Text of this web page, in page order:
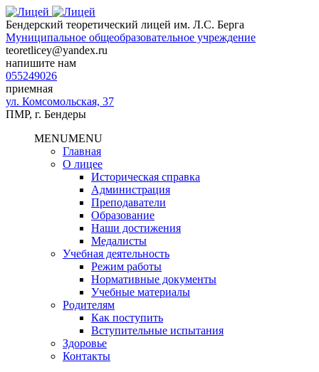
Бендерский теоретический лицей им. Л.С. Берга
Муниципальное общеобразовательное учреждение
teoretlicey@yandex.ru
напишите нам
055249026
приемная
ул. Комсомольская, 37
ПМР, г. Бендеры
MENUMENU
Главная
О лицее
Историческая справка
Администрация
Преподаватели
Образование
Наши достижения
Медалисты
Учебная деятельность
Режим работы
Нормативные документы
Учебные материалы
Родителям
Как поступить
Вступительные испытания
Здоровье
Контакты